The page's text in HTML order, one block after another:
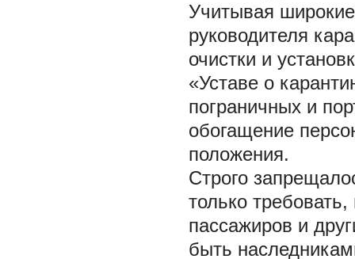
Учитывая
руководителя
очистки и
«Уставе о
пограничных и
обогащение
положения.
Строго
только
пассажиров и
быть